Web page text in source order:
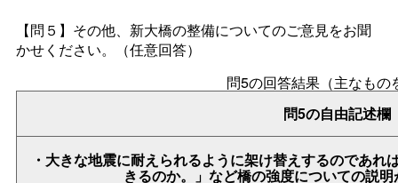
【問５】その他、新大橋の整備についてのご意見をお聞
かせください。（任意回答）
問5の回答結果（主なもの
問5の自由記述欄
・大きな地震に耐えられるように架け替えするのであ
きるのか。」など橋の強度についての説